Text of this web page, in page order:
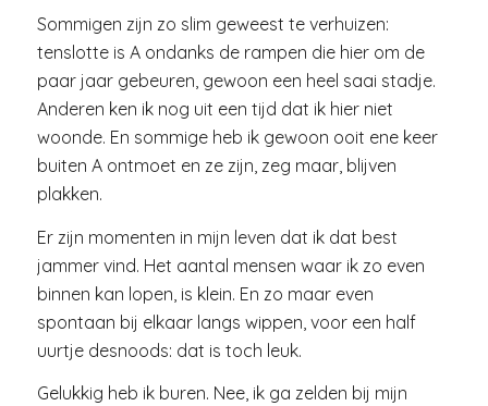
Sommigen zijn zo slim geweest te verhuizen:
tenslotte is A ondanks de rampen die hier om de
paar jaar gebeuren, gewoon een heel saai stadje.
Anderen ken ik nog uit een tijd dat ik hier niet
woonde. En sommige heb ik gewoon ooit ene keer
buiten A ontmoet en ze zijn, zeg maar, blijven
plakken.
Er zijn momenten in mijn leven dat ik dat best
jammer vind. Het aantal mensen waar ik zo even
binnen kan lopen, is klein. En zo maar even
spontaan bij elkaar langs wippen, voor een half
uurtje desnoods: dat is toch leuk.
Gelukkig heb ik buren. Nee, ik ga zelden bij mijn